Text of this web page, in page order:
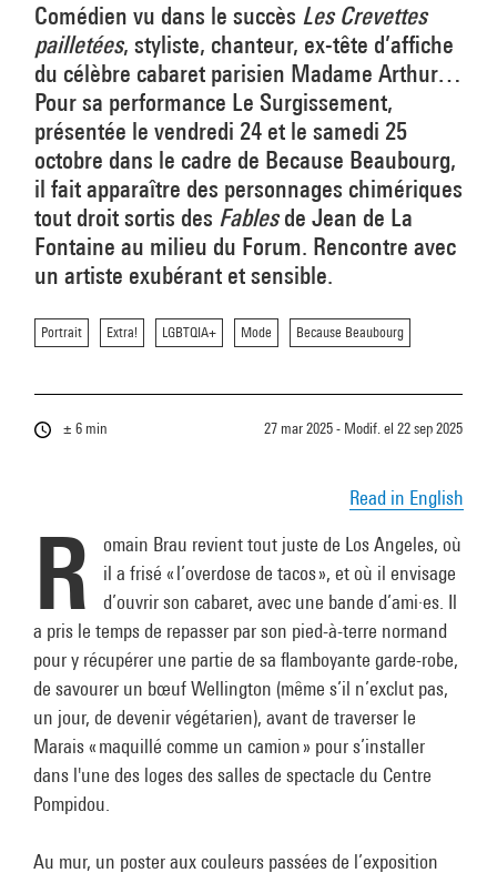
Comédien vu dans le succès Les Crevettes
pailletées, styliste, chanteur, ex-tête d’affiche
du célèbre cabaret parisien Madame Arthur…
Pour sa performance Le Surgissement,
présentée le vendredi 24 et le samedi 25
octobre dans le cadre de Because Beaubourg,
il fait apparaître des personnages chimériques
tout droit sortis des Fablesde Jean de La
Fontaine au milieu du Forum. Rencontre avec
un artiste exubérant et sensible.
Portrait Extra! LGBTQIA+ Mode Because Beaubourg
± 6 min 27 mar 2025 - Modif. el 22 sep 2025
Read in English
R
omain Brau revient tout juste de Los Angeles, où
il a frisé « l’overdose de tacos », et où il envisage
d’ouvrir son cabaret, avec une bande d’ami·es. Il
a pris le temps de repasser par son pied-à-terre normand
pour y récupérer une partie de sa flamboyante garde-robe,
de savourer un bœuf Wellington (même s’il n’exclut pas,
un jour, de devenir végétarien), avant de traverser le
Marais« maquillé comme un camion » pour s’installer
dans l'une des loges des salles de spectacle du Centre
Pompidou.
Au mur, un poster aux couleurs passées de l’exposition